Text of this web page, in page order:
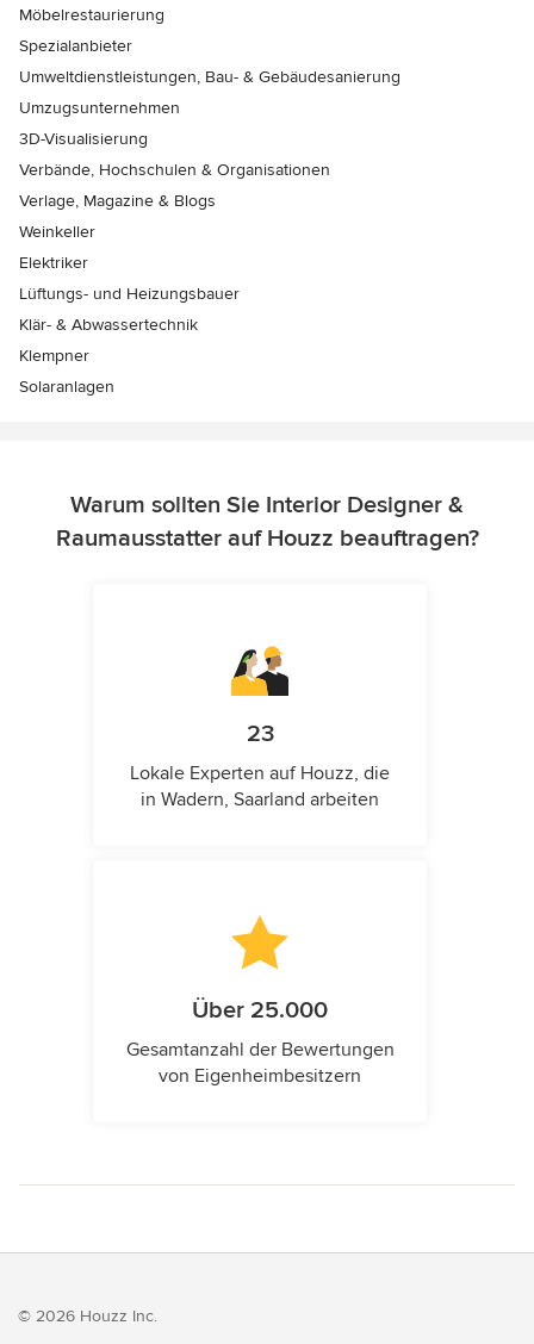
Möbelrestaurierung
Spezialanbieter
Umweltdienstleistungen, Bau- & Gebäudesanierung
Umzugsunternehmen
3D-Visualisierung
Verbände, Hochschulen & Organisationen
Verlage, Magazine & Blogs
Weinkeller
Elektriker
Lüftungs- und Heizungsbauer
Klär- & Abwassertechnik
Klempner
Solaranlagen
Warum sollten Sie Interior Designer &
Raumausstatter auf Houzz beauftragen?
23
Lokale Experten auf Houzz, die
in Wadern, Saarland arbeiten
Über 25.000
Gesamtanzahl der Bewertungen
von Eigenheimbesitzern
© 2026 Houzz Inc.